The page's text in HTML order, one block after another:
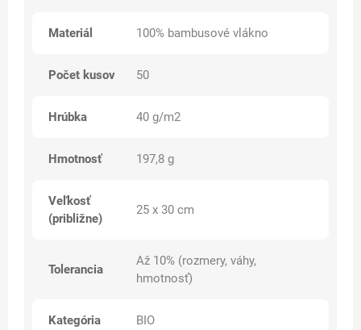
Materiál 100% bambusové vlákno
Počet kusov 50
Hrúbka 40 g/m2
Hmotnosť 197,8 g
Veľkosť
(približne)
25 x 30 cm
Tolerancia
Až 10% (rozmery, váhy,
hmotnosť)
Kategória BIO